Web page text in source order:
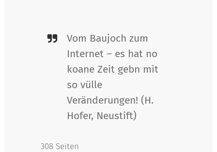
Vom Baujoch zum
Internet – es hat no
koane Zeit gebn mit
so vülle
Veränderungen! (H.
Hofer, Neustift)
308 Seiten